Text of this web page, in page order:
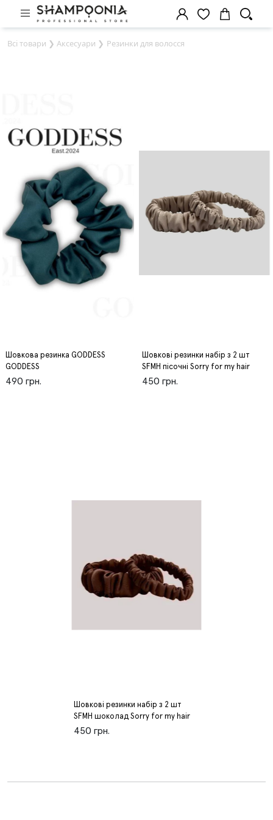
Всі товари ❯ Аксесуари ❯ Резинки для волосся
Шовкова резинка GODDESS
GODDESS
490 грн.
Шовкові резинки набір з 2 шт
SFMH пісочні Sorry for my hair
450 грн.
Шовкові резинки набір з 2 шт
SFMH шоколад Sorry for my hair
450 грн.